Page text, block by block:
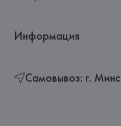
Информация
Самовывоз: г.